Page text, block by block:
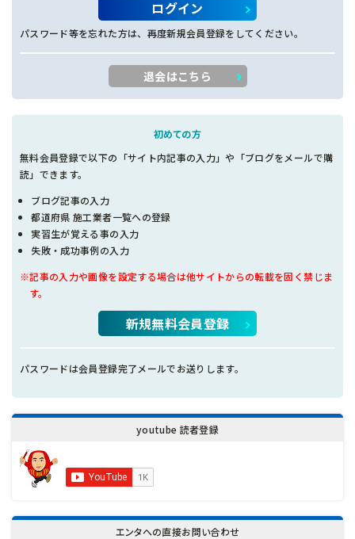
ログイン
パスワード等を忘れた方は、再度新規会員登録をしてください。
退会はこちら
初めての方
無料会員登録で以下の「サイト内記事の入力」や「ブログをメールで購
読」できます。
ブログ記事の入力
都道府県 施工業者一覧への登録
実習生が覚える事の入力
失敗・成功事例の入力
※記事の入力や画像を設定する場合は他サイトからの転載を固く禁じま
す。
新規無料会員登録
パスワードは会員登録完了メールでお送りします。
youtube 読者登録
エンタへの直接お問い合わせ